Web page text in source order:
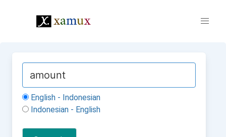
English - Indonesian
Indonesian - English